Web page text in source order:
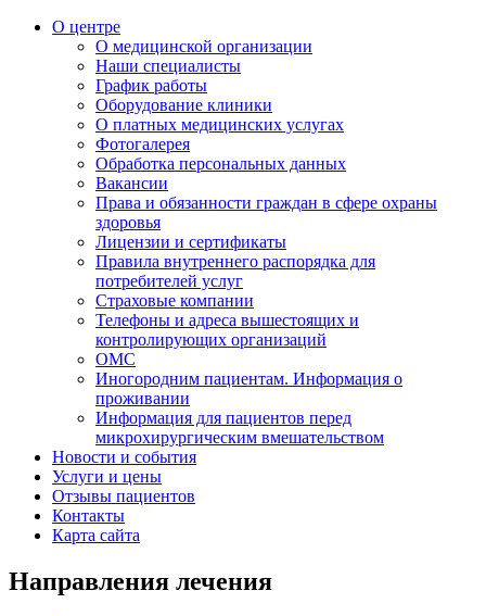
О центре
О медицинской организации
Наши специалисты
График работы
Оборудование клиники
О платных медицинских услугах
Фотогалерея
Обработка персональных данных
Вакансии
Права и обязанности граждан в сфере охраны
здоровья
Лицензии и сертификаты
Правила внутреннего распорядка для
потребителей услуг
Страховые компании
Телефоны и адреса вышестоящих и
контролирующих организаций
ОМС
Иногородним пациентам. Информация о
проживании
Информация для пациентов перед
микрохирургическим вмешательством
Новости и события
Услуги и цены
Отзывы пациентов
Контакты
Карта сайта
Направления лечения